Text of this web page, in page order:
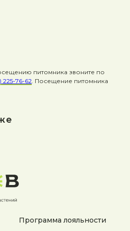
питомника звоните по
225-76-62 . Посещение питомника
Программа лояльности